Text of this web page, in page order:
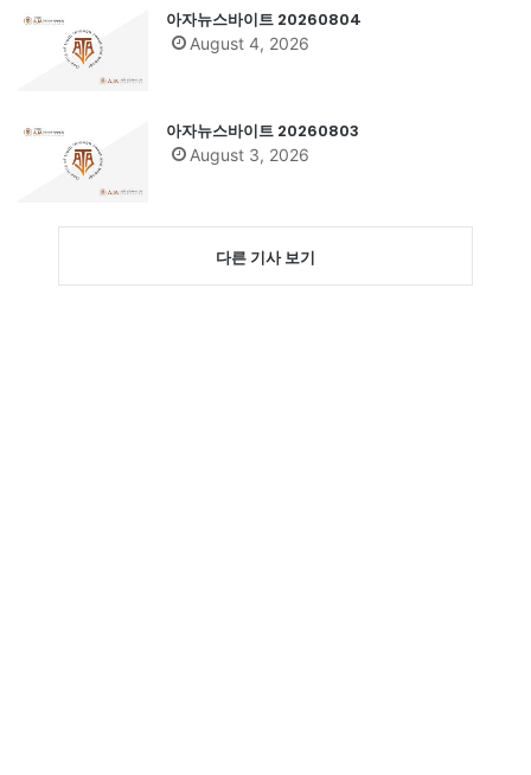
아자뉴스바이트 20260804
August 4, 2026
아자뉴스바이트 20260803
August 3, 2026
다른 기사 보기